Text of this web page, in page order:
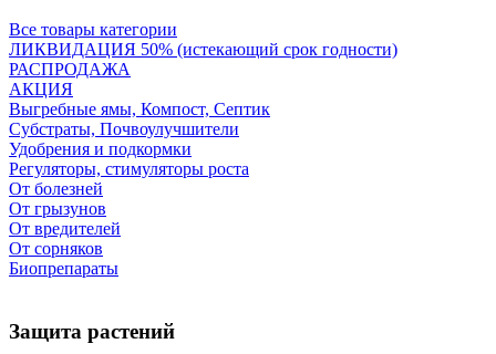
Все товары категории
ЛИКВИДАЦИЯ 50% (истекающий срок годности)
РАСПРОДАЖА
АКЦИЯ
Выгребные ямы, Компост, Септик
Субстраты, Почвоулучшители
Удобрения и подкормки
Регуляторы, стимуляторы роста
От болезней
От грызунов
От вредителей
От сорняков
Биопрепараты
Защита растений